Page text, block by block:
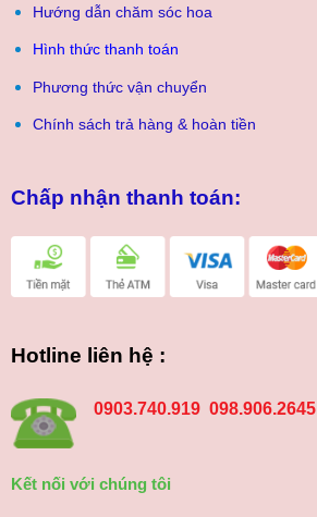
Hướng dẫn chăm sóc hoa
Hình thức thanh toán
Phương thức vận chuyển
Chính sách trả hàng & hoàn tiền
Chấp nhận thanh toán:
Hotline liên hệ :
0903.740.919 098.906.2645
Kết nối với chúng tôi